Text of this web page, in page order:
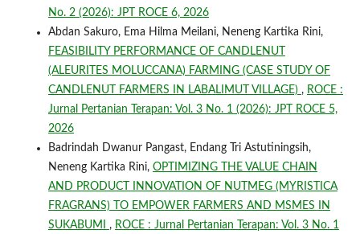
No. 2 (2026): JPT ROCE 6, 2026
Abdan Sakuro, Ema Hilma Meilani, Neneng Kartika Rini,
FEASIBILITY PERFORMANCE OF CANDLENUT
(ALEURITES MOLUCCANA) FARMING (CASE STUDY OF
CANDLENUT FARMERS IN LABALIMUT VILLAGE) , ROCE :
Jurnal Pertanian Terapan: Vol. 3 No. 1 (2026): JPT ROCE 5,
2026
Badrindah Dwanur Pangast, Endang Tri Astutiningsih,
Neneng Kartika Rini, OPTIMIZING THE VALUE CHAIN
AND PRODUCT INNOVATION OF NUTMEG (MYRISTICA
FRAGRANS) TO EMPOWER FARMERS AND MSMES IN
SUKABUMI , ROCE : Jurnal Pertanian Terapan: Vol. 3 No. 1